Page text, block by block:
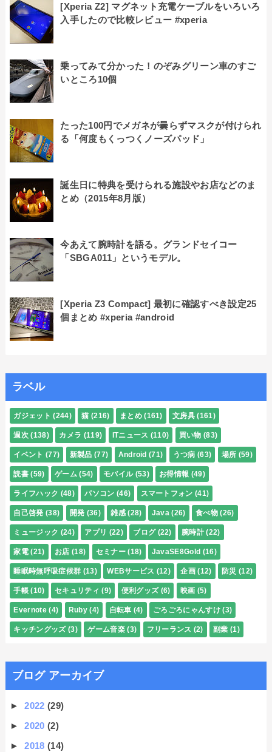
[Xperia Z2] マグネット充電ケーブルをいろいろ
入手したので比較レビュー #xperia
乗ってみて分かった！のぞみグリーン車のすご
いところ10個
たった100円でメガネが曇らずマスクが付けられ
る「何度もくっつくノーズパッド」
誕生日に特典を受けられる施設やお店などのま
とめ（2015年8月版）
今あえて腕時計を語る。グランドセイコー
「SBGA011」というモデル。
[Xperia Z3 Compact] 最初に確認すべき設定25
個まとめ #xperia #android
ラベル
ガジェット (244) 猫 (216) まとめ (161) 文房具 (161)
週次 (138) カメラ (119) ITニュース (110) 買い物 (83)
イベント (77) 新製品 (77) Android (71) うつ病 (63) 場所 (59)
読書 (59) ゲーム (54) モバイル (53) お得情報 (49)
ライフハック (48) パソコン (46) スマートフォン (41)
自己啓発 (38) 開発 (36) 雑感 (28) Java (26) 食べ物 (26)
ミュージック (24) アプリ (22) ブログ (22) 腕時計 (22)
家電 (21) お店 (18) セミナー (18) JavaSE8Gold (16)
睡眠時無呼吸症候群 (13) WEBサービス (12) 企画 (12) 防災 (12)
手帳 (10) セキュリティ (9) 便利グッズ (6) 映画 (5)
Evernote (4) Ruby (4) 自転車 (4) ごろごろにゃんすけ (3)
キッチングッズ (3) ゲーム音楽 (3) フリーランス (2) 副業 (1)
ブログ アーカイブ
►2022(29)
►2020(2)
►2018(14)